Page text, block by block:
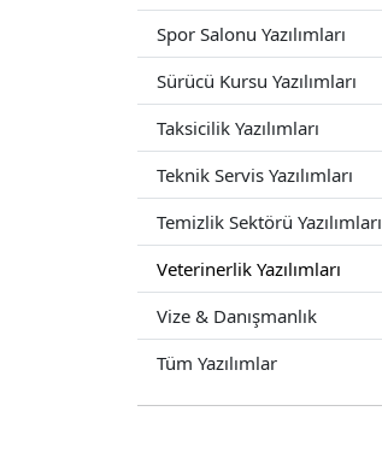
Spor Salonu Yazılımları
Sürücü Kursu Yazılımları
Taksicilik Yazılımları
Teknik Servis Yazılımları
Temizlik Sektörü Yazılımları
Veterinerlik Yazılımları
Vize & Danışmanlık
Tüm Yazılımlar